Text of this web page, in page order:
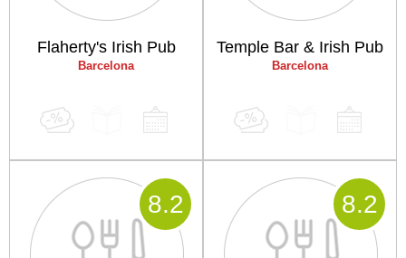
Flaherty's Irish Pub
Barcelona
Temple Bar & Irish Pub
Barcelona
8.2 8.2